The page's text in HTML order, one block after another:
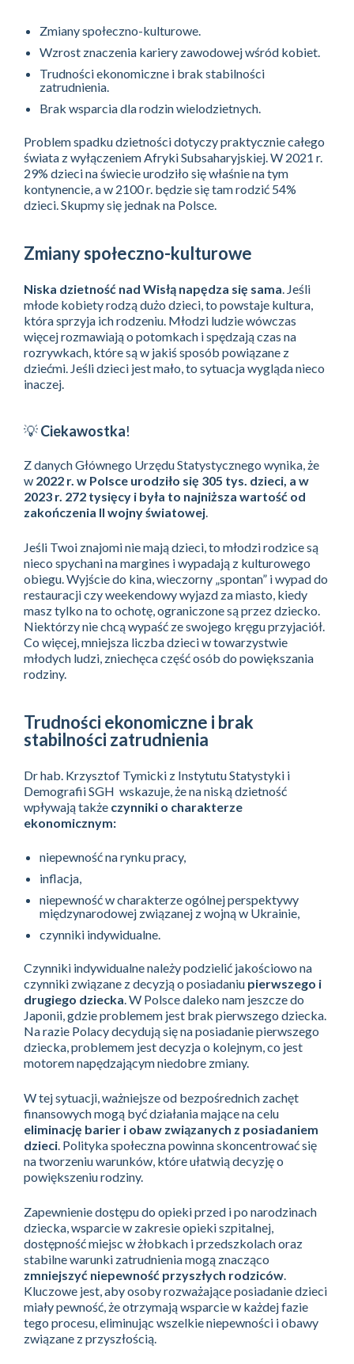
Zmiany społeczno-kulturowe.
Wzrost znaczenia kariery zawodowej wśród kobiet.
Trudności ekonomiczne i brak stabilności
zatrudnienia.
Brak wsparcia dla rodzin wielodzietnych.
Problem spadku dzietności dotyczy praktycznie całego
świata z wyłączeniem Afryki Subsaharyjskiej. W 2021 r.
29% dzieci na świecie urodziło się właśnie na tym
kontynencie, a w 2100 r. będzie się tam rodzić 54%
dzieci. Skupmy się jednak na Polsce.
Zmiany społeczno-kulturowe
Niska dzietność nad Wisłą napędza się sama. Jeśli
młode kobiety rodzą dużo dzieci, to powstaje kultura,
która sprzyja ich rodzeniu. Młodzi ludzie wówczas
więcej rozmawiają o potomkach i spędzają czas na
rozrywkach, które są w jakiś sposób powiązane z
dziećmi. Jeśli dzieci jest mało, to sytuacja wygląda nieco
inaczej.
💡Ciekawostka!
Z danych Głównego Urzędu Statystycznego wynika, że
w 2022 r. w Polsce urodziło się 305 tys. dzieci, a w
2023 r. 272 tysięcy i była to najniższa wartość od
zakończenia II wojny światowej.
Jeśli Twoi znajomi nie mają dzieci, to młodzi rodzice są
nieco spychani na margines i wypadają z kulturowego
obiegu. Wyjście do kina, wieczorny „spontan” i wypad do
restauracji czy weekendowy wyjazd za miasto, kiedy
masz tylko na to ochotę, ograniczone są przez dziecko.
Niektórzy nie chcą wypaść ze swojego kręgu przyjaciół.
Co więcej, mniejsza liczba dzieci w towarzystwie
młodych ludzi, zniechęca część osób do powiększania
rodziny.
Trudności ekonomiczne i brak
stabilności zatrudnienia
Dr hab. Krzysztof Tymicki z Instytutu Statystyki i
Demografii SGH wskazuje, że na niską dzietność
wpływają także czynniki o charakterze
ekonomicznym:
niepewność na rynku pracy,
inflacja,
niepewność w charakterze ogólnej perspektywy
międzynarodowej związanej z wojną w Ukrainie,
czynniki indywidualne.
Czynniki indywidualne należy podzielić jakościowo na
czynniki związane z decyzją o posiadaniu pierwszego i
drugiego dziecka. W Polsce daleko nam jeszcze do
Japonii, gdzie problemem jest brak pierwszego dziecka.
Na razie Polacy decydują się na posiadanie pierwszego
dziecka, problemem jest decyzja o kolejnym, co jest
motorem napędzającym niedobre zmiany.
W tej sytuacji, ważniejsze od bezpośrednich zachęt
finansowych mogą być działania mające na celu
eliminację barier i obaw związanych z posiadaniem
dzieci. Polityka społeczna powinna skoncentrować się
na tworzeniu warunków, które ułatwią decyzję o
powiększeniu rodziny.
Zapewnienie dostępu do opieki przed i po narodzinach
dziecka, wsparcie w zakresie opieki szpitalnej,
dostępność miejsc w żłobkach i przedszkolach oraz
stabilne warunki zatrudnienia mogą znacząco
zmniejszyć niepewność przyszłych rodziców.
Kluczowe jest, aby osoby rozważające posiadanie dzieci
miały pewność, że otrzymają wsparcie w każdej fazie
tego procesu, eliminując wszelkie niepewności i obawy
związane z przyszłością.